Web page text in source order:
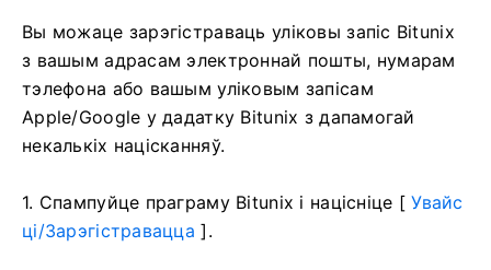
Вы можаце зарэгістраваць уліковы запіс Bitunix
з вашым адрасам электроннай пошты, нумарам
тэлефона або вашым уліковым запісам
Apple/Google у дадатку Bitunix з дапамогай
некалькіх націсканняў.
1. Спампуйце праграму Bitunix і націсніце [Увайс
ці/Зарэгістравацца ].